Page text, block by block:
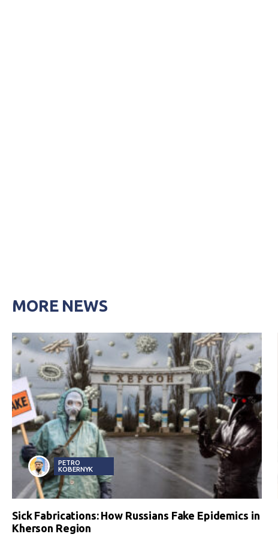
MORE NEWS
PETRO
KOBERNYK
Sick Fabrications: How Russians Fake Epidemics in
Kherson Region